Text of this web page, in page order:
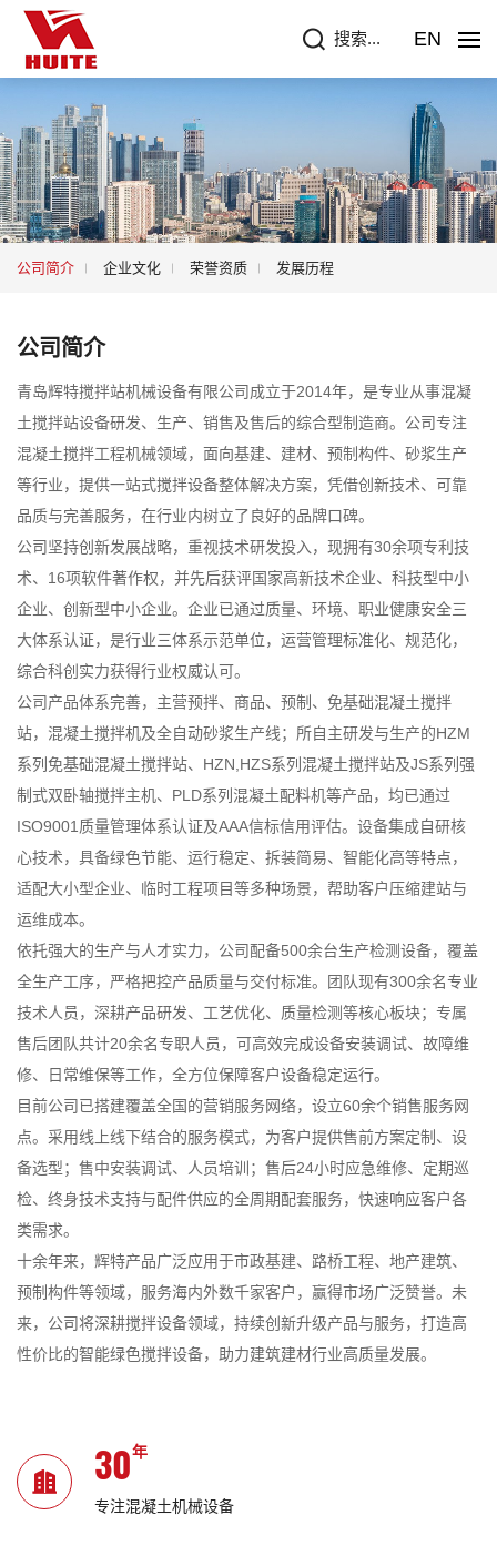
EN
搜索...
公司简介 企业文化 荣誉资质 发展历程
公司简介
青岛辉特搅拌站机械设备有限公司成立于2014年，是专业从事混凝
土搅拌站设备研发、生产、销售及售后的综合型制造商。公司专注
混凝土搅拌工程机械领域，面向基建、建材、预制构件、砂浆生产
等行业，提供一站式搅拌设备整体解决方案，凭借创新技术、可靠
品质与完善服务，在行业内树立了良好的品牌口碑。
公司坚持创新发展战略，重视技术研发投入，现拥有30余项专利技
术、16项软件著作权，并先后获评国家高新技术企业、科技型中小
企业、创新型中小企业。企业已通过质量、环境、职业健康安全三
大体系认证，是行业三体系示范单位，运营管理标准化、规范化，
综合科创实力获得行业权威认可。
公司产品体系完善，主营预拌、商品、预制、免基础混凝土搅拌
站，混凝土搅拌机及全自动砂浆生产线；所自主研发与生产的HZM
系列免基础混凝土搅拌站、HZN,HZS系列混凝土搅拌站及JS系列强
制式双卧轴搅拌主机、PLD系列混凝土配料机等产品，均已通过
ISO9001质量管理体系认证及AAA信标信用评估。设备集成自研核
心技术，具备绿色节能、运行稳定、拆装简易、智能化高等特点，
适配大小型企业、临时工程项目等多种场景，帮助客户压缩建站与
运维成本。
依托强大的生产与人才实力，公司配备500余台生产检测设备，覆盖
全生产工序，严格把控产品质量与交付标准。团队现有300余名专业
技术人员，深耕产品研发、工艺优化、质量检测等核心板块；专属
售后团队共计20余名专职人员，可高效完成设备安装调试、故障维
修、日常维保等工作，全方位保障客户设备稳定运行。
目前公司已搭建覆盖全国的营销服务网络，设立60余个销售服务网
点。采用线上线下结合的服务模式，为客户提供售前方案定制、设
备选型；售中安装调试、人员培训；售后24小时应急维修、定期巡
检、终身技术支持与配件供应的全周期配套服务，快速响应客户各
类需求。
十余年来，辉特产品广泛应用于市政基建、路桥工程、地产建筑、
预制构件等领域，服务海内外数千家客户，赢得市场广泛赞誉。未
来，公司将深耕搅拌设备领域，持续创新升级产品与服务，打造高
性价比的智能绿色搅拌设备，助力建筑建材行业高质量发展。
30年
专注混凝土机械设备